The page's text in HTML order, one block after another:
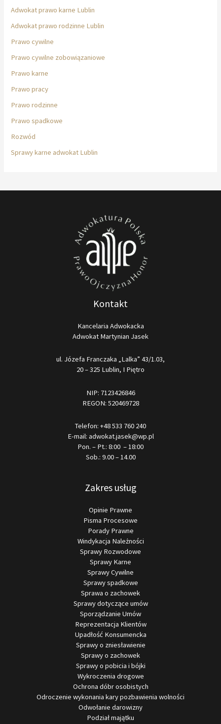
Adwokat prawo karne Lublin
Adwokat prawo rodzinne Lublin
Prawo cywilne
Prawo cywilne zobowiązaniowe
Prawo karne
Prawo pracy
Prawo rodzinne
Prawo spadkowe
Rozwód
Sprawy karne adwokat Lublin
Kontakt
Kancelaria Adwokacka
Adwokat Martynian Jasek
ul. Józefa Franczaka „Lalka” 43/1.03,
20 – 325 Lublin, I Piętro
NIP: 7123426846
REGON: 520469728
Telefon: +48 533 760 240
E-mail: adwokat.jasek@wp.pl
Pon. – Pt.: 8:00 – 18:00
Sob.: 9.00 – 14.00
Zakres usług
Opinie Prawne
Pisma Procesowe
Porady Prawne
Windykacja Należności
Sprawy Rozwodowe
Sprawy Karne
Sprawy Cywilne
Sprawy spadkowe
Sprawa o zachowek
Sprawy dotyczące umów
Sporządzanie Umów
Reprezentacja Klientów
Upadłość Konsumencka
Sprawy o zniesławienie
Sprawy o zachowek
Sprawy o pobicia i bójki
Wykroczenia drogowe
Ochrona dóbr osobistych
Odroczenie wykonania kary pozbawienia wolności
Odwołanie darowizny
Podział majątku